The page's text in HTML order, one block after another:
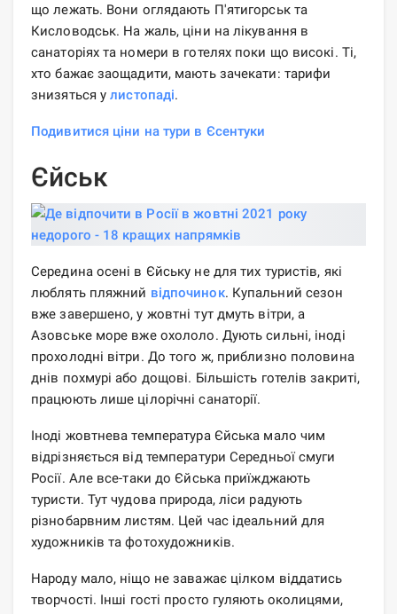
що лежать. Вони оглядають П'ятигорськ та
Кисловодськ. На жаль, ціни на лікування в
санаторіях та номери в готелях поки що високі. Ті,
хто бажає заощадити, мають зачекати: тарифи
знизяться улистопаді.
Подивитися ціни на тури в Єсентуки
Єйськ
Середина осені в Єйську не для тих туристів, які
люблять пляжний відпочинок. Купальний сезон
вже завершено, у жовтні тут дмуть вітри, а
Азовське море вже охололо. Дують сильні, іноді
прохолодні вітри. До того ж, приблизно половина
днів похмурі або дощові. Більшість готелів закриті,
працюють лише цілорічні санаторії.
Іноді жовтнева температура Єйська мало чим
відрізняється від температури Середньої смуги
Росії. Але все-таки до Єйська приїжджають
туристи. Тут чудова природа, ліси радують
різнобарвним листям. Цей час ідеальний для
художників та фотохудожників.
Народу мало, ніщо не заважає цілком віддатись
творчості. Інші гості просто гуляють околицями,